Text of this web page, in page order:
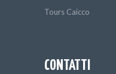
Tours Caicco
CONTATTI